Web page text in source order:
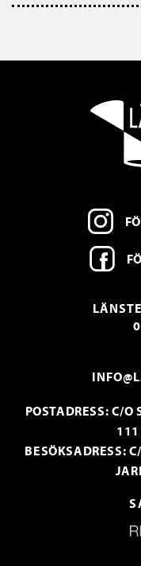
POSTADRESS: C/O
111
BESÖKSADRESS: